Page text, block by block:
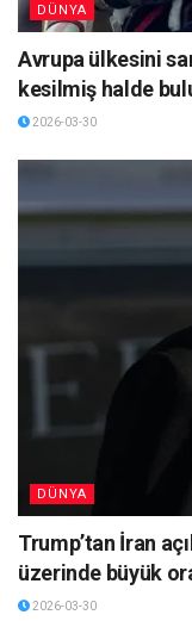
DÜNYA
Avrupa ülkesini
kesilmiş halde
2026-03-30
DÜNYA
Trump’tan İran
üzerinde büyük
2026-03-30